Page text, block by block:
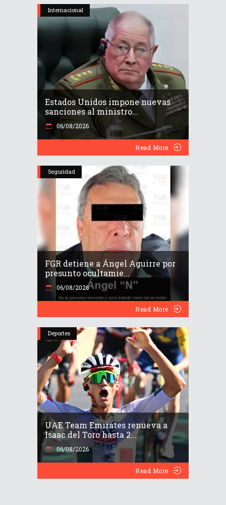
Internacional
Estados Unidos impone nuevas
sanciones al ministro...
06/08/2026
Read More
Seguridad
FGR detiene a Ángel Aguirre por
presunto ocultamie...
06/08/2026
Read More
Deportes
UAE Team Emirates renueva a
Isaac del Toro hasta 2...
06/08/2026
Read More